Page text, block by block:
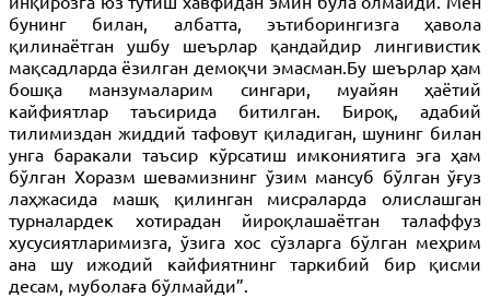
бунинг билан, албатта, эътиборингизга ҳавола
қилинаётган ушбу шеърлар қандайдир лингивистик
мақсадларда ёзилган демоқчи эмасман.Бу шеърлар ҳам
бошқа манзумаларим сингари, муайян ҳаётий
кайфиятлар таъсирида битилган. Бироқ, адабий
тилимиздан жиддий тафовут қиладиган, шунинг билан
унга баракали таъсир кўрсатиш имкониятига эга ҳам
бўлган Хоразм шевамизнинг ўзим мансуб бўлган ўғуз
лаҳжасида машқ қилинган мисраларда олислашган
турналардек хотирадан йироқлашаётган талаффуз
хусусиятларимизга, ўзига хос сўзларга бўлган меҳрим
ана шу ижодий кайфиятнинг таркибий бир қисми
десам, муболаға бўлмайди”.